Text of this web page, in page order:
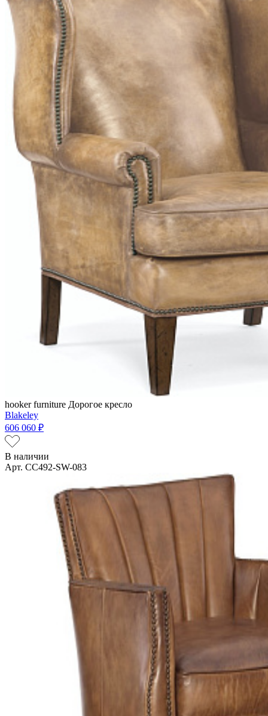
hooker furniture Дорогое кресло
Blakeley
606 060 ₽
В наличии
Арт. CC492-SW-083